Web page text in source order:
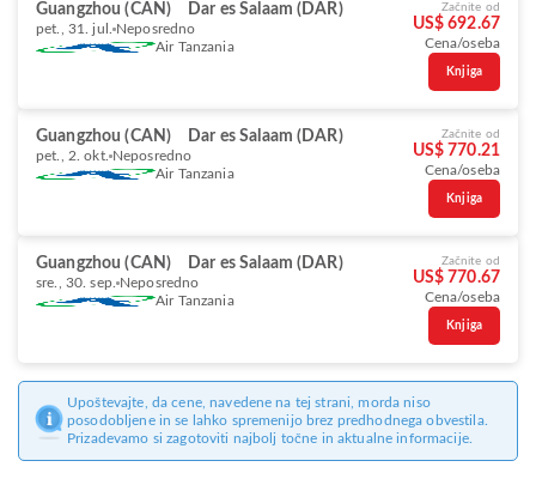
Guangzhou (CAN) Dar es Salaam (DAR)
pet., 31. jul.
Neposredno
Air Tanzania
Začnite od
US$ 692.67
Cena/oseba
Knjiga
Guangzhou (CAN) Dar es Salaam (DAR)
pet., 2. okt. Neposredno
Air Tanzania
Začnite od
US$ 770.21
Cena/oseba
Knjiga
Guangzhou (CAN) Dar es Salaam (DAR)
sre., 30. sep. Neposredno
Air Tanzania
Začnite od
US$ 770.67
Cena/oseba
Knjiga
Upoštevajte, da cene, navedene na tej strani, morda niso
posodobljene in se lahko spremenijo brez predhodnega obvestila.
Prizadevamo si zagotoviti najbolj točne in aktualne informacije.